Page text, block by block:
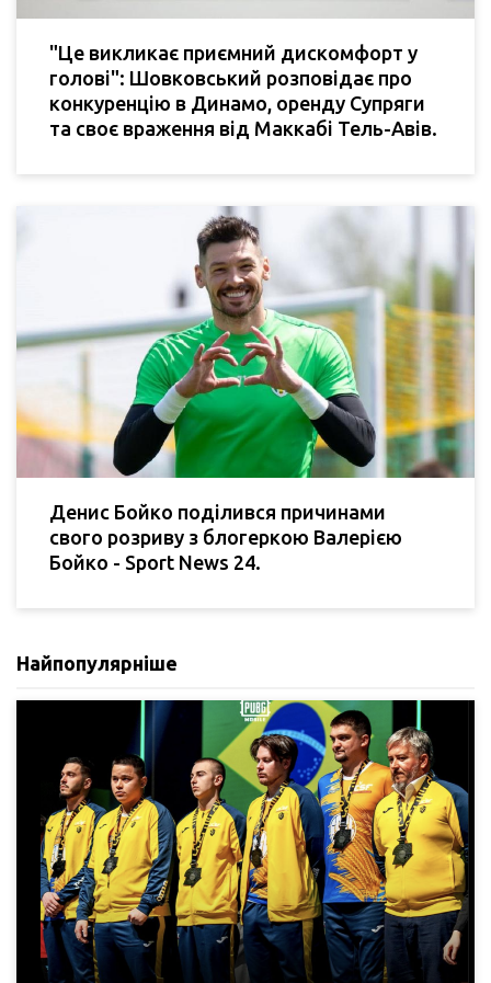
"Це викликає приємний дискомфорт у
голові": Шовковський розповідає про
конкуренцію в Динамо, оренду Супряги
та своє враження від Маккабі Тель-Авів.
Денис Бойко поділився причинами
свого розриву з блогеркою Валерією
Бойко - Sport News 24.
Найпопулярніше